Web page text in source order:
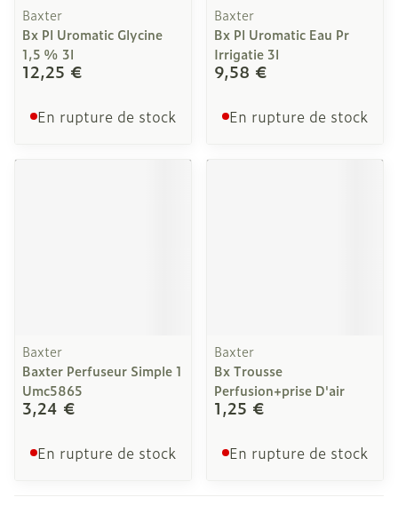
Baxter
Bx Pl Uromatic Glycine
1,5 % 3l
12,25 €
En rupture de stock
Baxter
Bx Pl Uromatic Eau Pr
Irrigatie 3l
9,58 €
En rupture de stock
Baxter
Baxter Perfuseur Simple 1
Umc5865
3,24 €
En rupture de stock
Baxter
Bx Trousse
Perfusion+prise D'air
1,25 €
En rupture de stock